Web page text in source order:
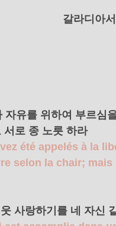
갈라디
자유를 위하여 부르심
서로 종 노릇 하라
été appelés à la
selon la chair;
사랑하기를 네 자신